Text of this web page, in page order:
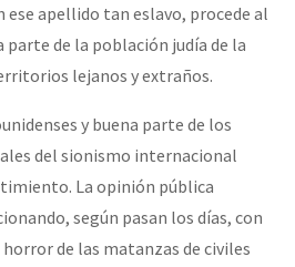
apellido tan eslavo, procede al
parte de la población judía de la
lejanos y extraños.
y buena parte de los
del sionismo internacional
La opinión pública
según pasan los días, con
de las matanzas de civiles